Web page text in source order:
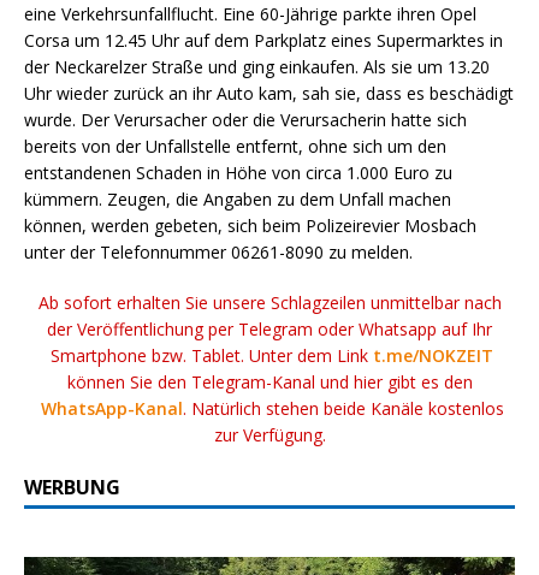
eine Verkehrsunfallflucht. Eine 60-Jährige parkte ihren Opel
Corsa um 12.45 Uhr auf dem Parkplatz eines Supermarktes in
der Neckarelzer Straße und ging einkaufen. Als sie um 13.20
Uhr wieder zurück an ihr Auto kam, sah sie, dass es beschädigt
wurde. Der Verursacher oder die Verursacherin hatte sich
bereits von der Unfallstelle entfernt, ohne sich um den
entstandenen Schaden in Höhe von circa 1.000 Euro zu
kümmern. Zeugen, die Angaben zu dem Unfall machen
können, werden gebeten, sich beim Polizeirevier Mosbach
unter der Telefonnummer 06261-8090 zu melden.
Ab sofort erhalten Sie unsere Schlagzeilen unmittelbar nach
der Veröffentlichung per Telegram oder Whatsapp auf Ihr
Smartphone bzw. Tablet. Unter dem Link t.me/NOKZEIT
können Sie den Telegram-Kanal und hier gibt es den
WhatsApp-Kanal. Natürlich stehen beide Kanäle kostenlos
zur Verfügung.
WERBUNG